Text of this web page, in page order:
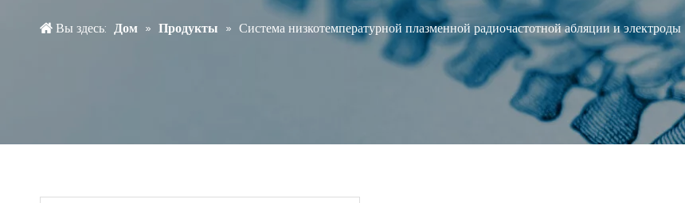
Вы здесь: Дом » Продукты » Система низкотемпературной плазменной радиочастотной абляции и электроды